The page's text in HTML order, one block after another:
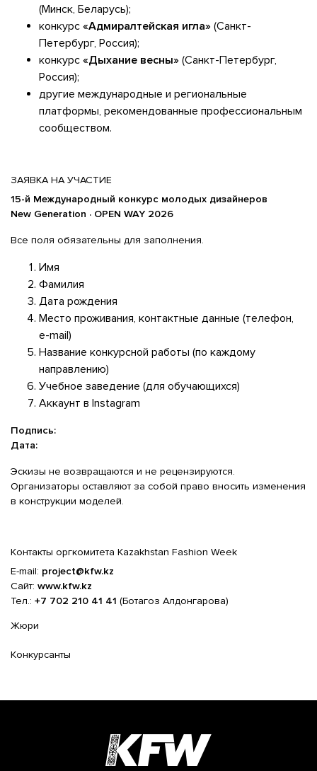
(Минск, Беларусь);
конкурс «Адмиралтейская игла» (Санкт-
Петербург, Россия);
конкурс «Дыхание весны» (Санкт-Петербург,
Россия);
другие международные и региональные
платформы, рекомендованные профессиональным
сообществом.
ЗАЯВКА НА УЧАСТИЕ
15-й Международный конкурс молодых дизайнеров
New Generation · OPEN WAY 2026
Все поля обязательны для заполнения.
Имя
Фамилия
Дата рождения
Место проживания, контактные данные (телефон,
e-mail)
Название конкурсной работы (по каждому
направлению)
Учебное заведение (для обучающихся)
Аккаунт в Instagram
Подпись:
Дата:
Эскизы не возвращаются и не рецензируются.
Организаторы оставляют за собой право вносить изменения
в конструкции моделей.
Контакты оргкомитета Kazakhstan Fashion Week
E-mail: project@kfw.kz
Сайт: www.kfw.kz
Тел.: +7 702 210 41 41 (Ботагоз Алдонгарова)
Жюри
Конкурсанты